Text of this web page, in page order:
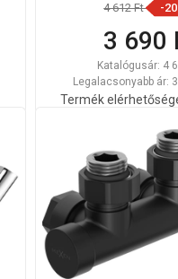
4 612 Ft -
3 690
Katalógusár: 4
Legalacsonyabb ár:
Termék
Hasonlítsa
össze